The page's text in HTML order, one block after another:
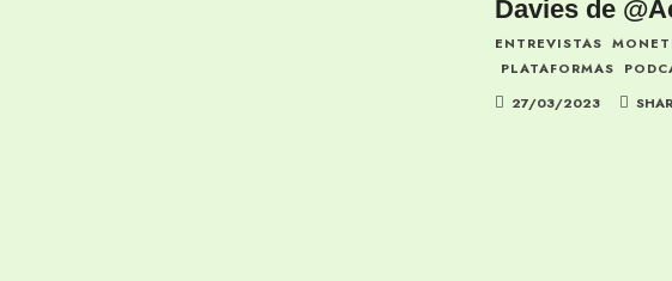
Davies de
ENTREVISTAS
PLATAFORMAS
27/03/2023